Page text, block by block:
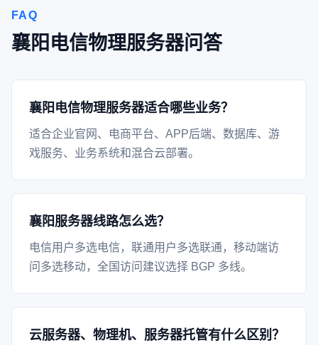
FAQ
襄阳电信物理服务器问答
襄阳电信物理服务器适合哪些业务？
适合企业官网、电商平台、APP后端、数据库、游
戏服务、业务系统和混合云部署。
襄阳服务器线路怎么选？
电信用户多选电信，联通用户多选联通，移动端访
问多选移动，全国访问建议选择 BGP 多线。
云服务器、物理机、服务器托管有什么区别？